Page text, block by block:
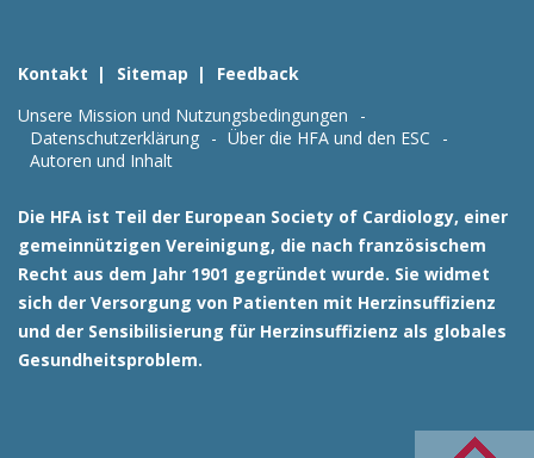
Kontakt Sitemap
Feedback
Unsere Mission und Nutzungsbedingungen
Datenschutzerklärung
Über die HFA und den ESC
Autoren und Inhalt
Die HFA ist Teil der European Society of Cardiology, einer
gemeinnützigen Vereinigung, die nach französischem
Recht aus dem Jahr 1901 gegründet wurde. Sie widmet
sich der Versorgung von Patienten mit Herzinsuffizienz
und der Sensibilisierung für Herzinsuffizienz als globales
Gesundheitsproblem.